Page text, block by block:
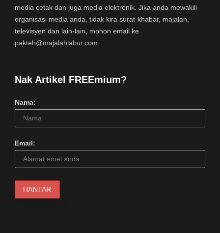
media cetak dan juga media elektronik. Jika anda mewakili
organisasi media anda, tidak kira surat-khabar, majalah,
televisyen dan lain-lain, mohon email ke
pakteh@majalahlabur.com
Nak Artikel FREEmium?
Nama:
Email: